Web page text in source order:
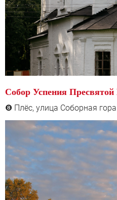
Собор Успения
❽ Плёс, улица Соборная гора